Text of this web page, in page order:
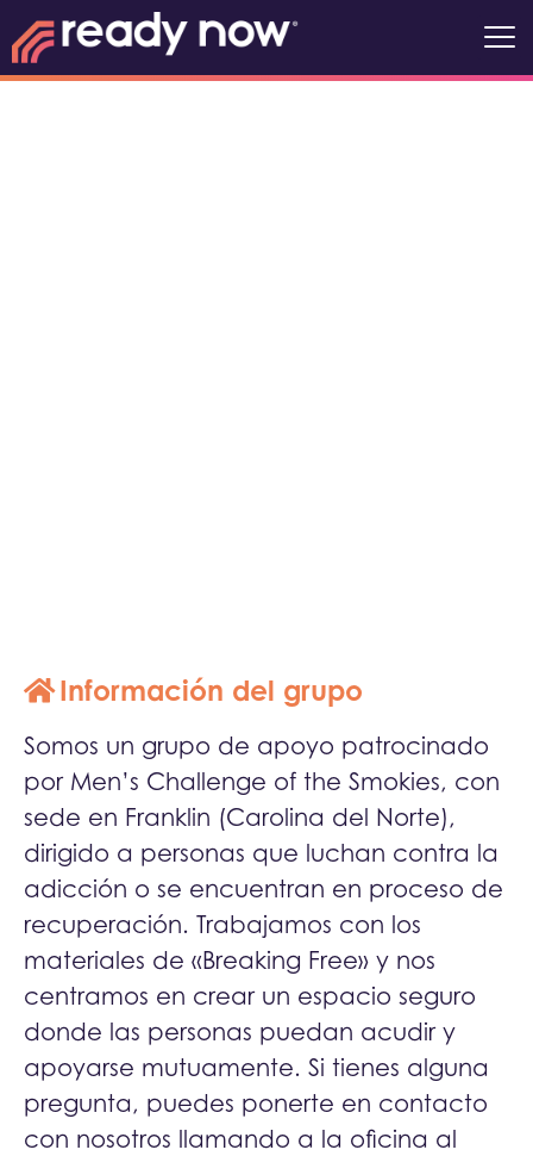
Información del grupo
Somos un grupo de apoyo patrocinado
por Men’s Challenge of the Smokies, con
sede en Franklin (Carolina del Norte),
dirigido a personas que luchan contra la
adicción o se encuentran en proceso de
recuperación. Trabajamos con los
materiales de «Breaking Free» y nos
centramos en crear un espacio seguro
donde las personas puedan acudir y
apoyarse mutuamente. Si tienes alguna
pregunta, puedes ponerte en contacto
con nosotros llamando a la oficina al